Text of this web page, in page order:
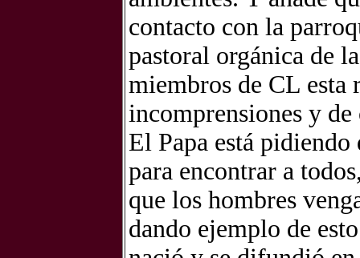
contacto con la
pastoral orgánica de
miembros de CL esta
incomprensiones y
El Papa está
para encontrar a
que los hombres
dando ejemplo de